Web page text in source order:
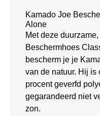
Kamado Joe
Alone
Met deze
Beschermhoes
bescherm je je
van de natuur. Hij is
procent geverfd
gegarandeerd niet
zon.